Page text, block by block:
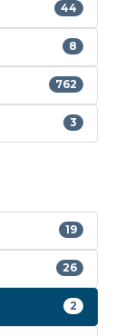
44
8
762
3
19
26
2